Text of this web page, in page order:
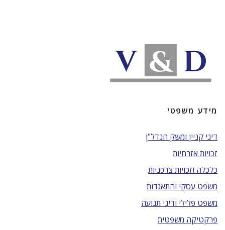
מידע משפטי
דיני קניין ומשק הנדל"ן
זכויות אזרחיות
כלכלה וזכויות צרכניות
משפט עסקי והתאגדות
משפט פלילי ודיני תנועה
פרקטיקה משפטית